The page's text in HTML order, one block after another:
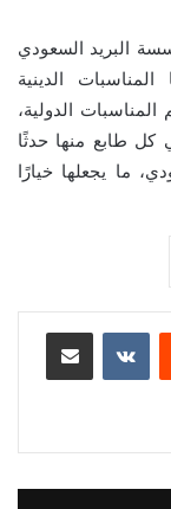
البريد السعودي
الدينية
المناسبات الدولية،
كل طابع منها حدثًا
ما يجعلها خيارًا
مشاركة عبر البريد